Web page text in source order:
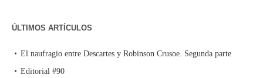
ÚLTIMOS ARTÍCULOS
El naufragio entre Descartes y Robinson Crusoe. Segunda parte
Editorial #90